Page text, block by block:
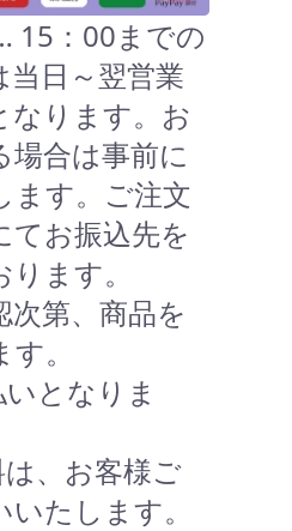
15：00までの
当日～翌営業
なります。お
場合は事前に
ます。ご注文
てお振込先を
ます。
次第、商品を
。
となりま
、お客様ご
たします。